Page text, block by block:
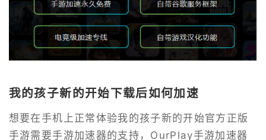
我的孩子新的开始下载后如何加速
想要在手机上正常体验我的孩子新的开始官方正版
手游需要手游加速器的支持，OurPlay手游加速器